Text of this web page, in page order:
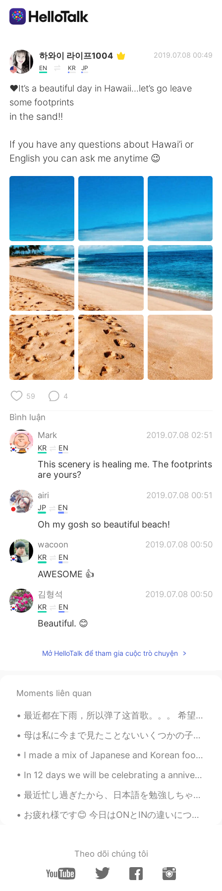
Ứng dụng trao đổi ngôn ngữ
AI Grammar Checker
Tiếng Việt
English 简体中文
繁體中文 Español
日本語
한국어 Русский
ไทย Indonesia
Italiano
Português
하와이 라이프1004
EN KR JP
2019.07.08 00:49
♥️It’s a beautiful day in Hawaii...let’s go leave
some footprints
in the sand!!
If you have any questions about Hawai’i or
English you can ask me anytime 😉
59 4
Bình luận
Mark
2019.07.08 02:51
KR EN
This scenery is healing me. The footprints
are yours?
airi 2019.07.08 00:51
JP EN
Oh my gosh so beautiful beach!
wacoon 2019.07.08 00:50
KR EN
AWESOME 👍
김형석 2019.07.08 00:50
KR EN
Beautiful. 😊
Mở HelloTalk để tham gia cuộc trò chuyện
Moments liên quan
最近都在下雨，所以弹了这首歌。。。 希望大家今天能好好的休息！😊 It's been raining recently, so I've decided to play this song....
母は私に今まで見たことないいくつかの子供の頃の写真を送ってくれた とてもぽっちゃり子供だった 子供の頃、両親が小さなボートを持っていたから、よく海に行った 父はたまに私に操縦させてくれた けっ...
I made a mix of Japanese and Korean food today! I made Japanese tonkatsu curry along with Korean ...
In 12 days we will be celebrating a anniversary that will forever change my husband's Aaron life....
最近忙し過ぎたから、日本語を勉強しちゃわなかった。3週間後で卒業するが！日本の大学院生になりたいから、勉強しないと 😊 これはイタリア旅行の写真です。めちゃ綺麗だった。しかし、イタリアの電車が面...
お疲れ様です😊 今日はONとINの違いについて話したいと思います ONは飛行機や電車のような大きい公共交通機関に乗る時に使います 例 I'm on the plane. ✈ I'm on t...
Theo dõi chúng tôi